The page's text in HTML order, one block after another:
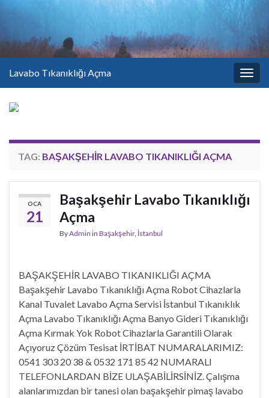
Lavabo Tıkanıklığı Açma
TAG: BAŞAKŞEHIR LAVABO TIKANIKLIĞI AÇMA
OCA
21
Başakşehir Lavabo Tıkanıklığı
Açma
ByAdmin in Başakşehir, İstanbul
BAŞAKŞEHİR LAVABO TIKANIKLIĞI AÇMA
Başakşehir Lavabo Tıkanıklığı Açma Robot Cihazlarla
Kanal Tuvalet Lavabo Açma Servisi İstanbul Tıkanıklık
Açma Lavabo Tıkanıklığı Açma Banyo Gideri Tıkanıklığı
Açma Kırmak Yok Robot Cihazlarla Garantili Olarak
Açıyoruz Çözüm Tesisat İRTİBAT NUMARALARIMIZ:
0541 303 20 38 & 0532 171 85 42 NUMARALI
TELEFONLARDAN BİZE ULAŞABİLİRSİNİZ. Çalışma
alanlarımızdan bir tanesi olan başakşehir pimaş lavabo